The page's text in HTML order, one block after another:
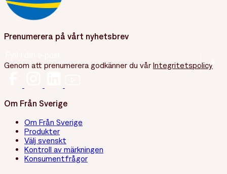
Prenumerera på vårt nyhetsbrev
Genom att prenumerera godkänner du vår Integritetspolicy
Om Från Sverige
Om Från Sverige
Produkter
Välj svenskt
Kontroll av märkningen
Konsumentfrågor